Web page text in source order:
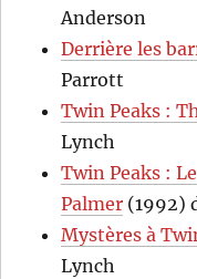
Anderson
Derrière les
Parrott
Twin Peaks :
Lynch
Twin Peaks :
Palmer (1992)
Mystères à
Lynch